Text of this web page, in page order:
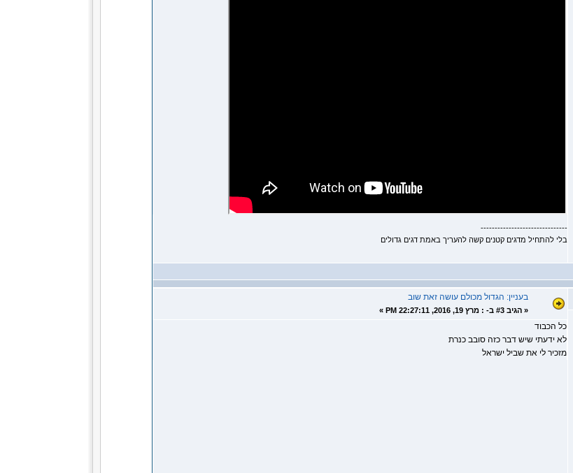
-------------------------------
בלי להתחיל מדגים קטנים קשה להעריך באמת דגים גדולים
בעניין: הגדול מכולם עושה זאת שוב
« הגיב #3 ב- : מרץ 19, 2016, 22:27:11 PM »
כל הכבוד
לא ידעתי שיש דבר כזה סובב כנרת
מזכיר לי את שביל ישראל